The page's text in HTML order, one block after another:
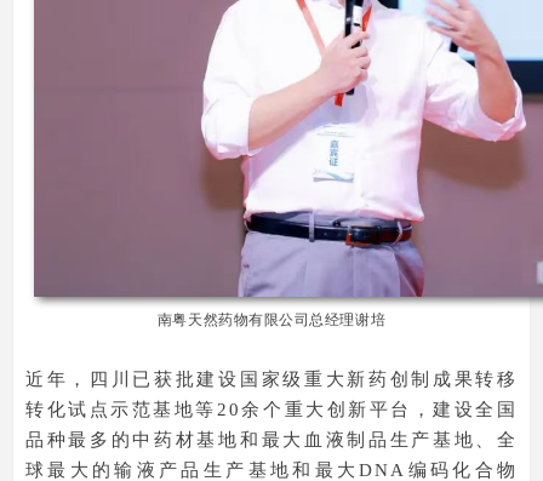
南粤天然药物有限公司总经理谢培
近年，四川已获批建设国家级重大新药创制成果转移
转化试点示范基地等20余个重大创新平台，建设全国
品种最多的中药材基地和最大血液制品生产基地、全
球最大的输液产品生产基地和最大DNA编码化合物